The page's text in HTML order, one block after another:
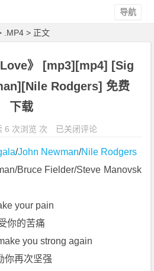
导航
.MP4 > 正文
Love》 [mp3][mp4] [Sig
Rodgers] 免费
下载
6 次浏览 次
《G
v
e
u
已关闭评论
/John Newman/Nile Rodgers
Bruce Fielder/Steve Manovsk
your pain
你的苦痛
you strong again
你再次坚强